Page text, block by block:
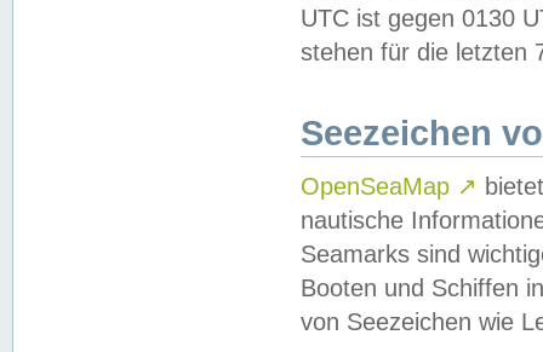
UTC ist gegen 0130
stehen für die letzten
Seezeichen
OpenSeaMap ↗
nautische
Seamarks sind
Booten und Schiffen
von Seezeichen wie